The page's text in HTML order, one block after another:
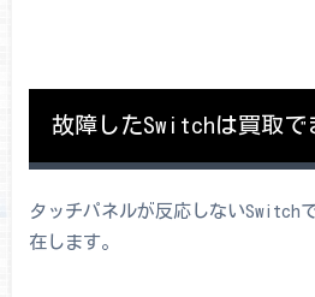
故障したSwitchは買取で
タッチパネルが反応しないSwitch
在します。